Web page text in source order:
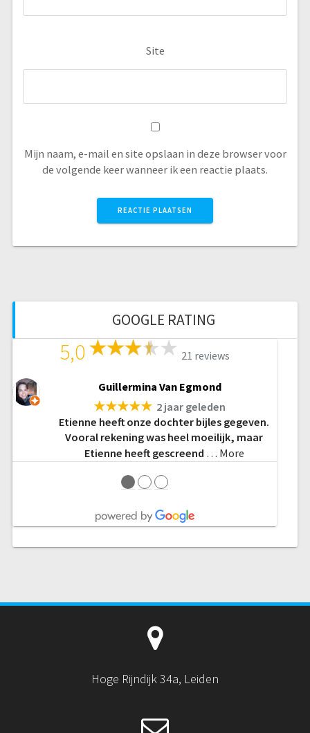
Site
Mijn naam, e-mail en site opslaan in deze browser voor
de volgende keer wanneer ik een reactie plaats.
GOOGLE RATING
5,0 21 reviews
Guillermina Van Egmond
★★★★★ 2 jaar geleden
Etienne heeft onze dochter bijles gegeven.
Vooral rekening was heel moeilijk, maar
Etienne heeft gescreend … More
●●●
Hoge Rijndijk 34a, Leiden